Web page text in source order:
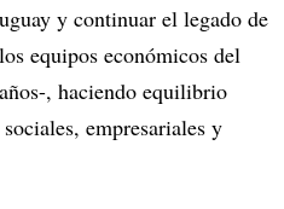
y continuar el legado de
equipos económicos del
, haciendo equilibrio
empresariales y